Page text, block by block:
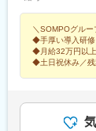
田・青森
城・栃木
奈川・千
岡・石川
良・和歌
（福岡
域限定
＼SOMPOグルー
◆手厚い導入研修
◆月給32万円以
◆土日祝休み／残